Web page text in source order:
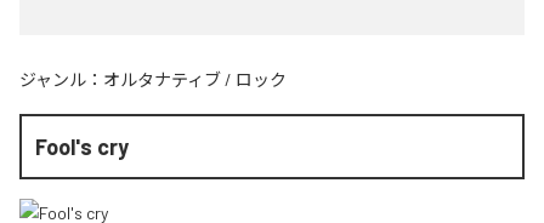
ジャンル： オルタナティブ / ロック
Fool's cry